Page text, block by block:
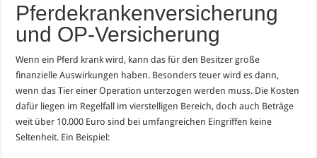
Pferdekrankenversicherung
und OP-Versicherung
Wenn ein Pferd krank wird, kann das für den Besitzer große
finanzielle Auswirkungen haben. Besonders teuer wird es dann,
wenn das Tier einer Operation unterzogen werden muss. Die Kosten
dafür liegen im Regelfall im vierstelligen Bereich, doch auch Beträge
weit über 10.000 Euro sind bei umfangreichen Eingriffen keine
Seltenheit. Ein Beispiel: